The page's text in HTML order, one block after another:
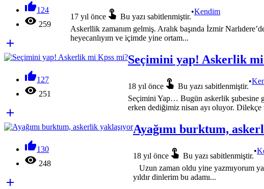
124
 259

17 yıl önce  Bu yazı sabitlenmiştir.
•Kendim
Askerllik zamanım gelmiş. Aralık başında İzmir
heyecanlıyım ve içimde yine ortam...
127
 251

Seçimini yap! Askerlik
18 yıl önce  Bu yazı sabitlenmiştir.
•
Seçimini Yap… Bugün askerlik şubesine
erken dediğimiz nisan ayı oluyor. Dilekçe
130
 248

Ayağımı burktum,
18 yıl önce  Bu yazı sabitlenmiştir.
•
Uzun zaman oldu yine yazmıyorum
yıldır dinlerim bu adamı...